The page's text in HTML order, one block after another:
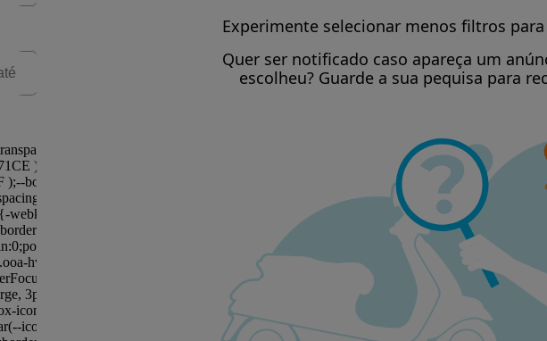
Experimente selecionar menos filtros
Quer ser notificado caso apareça um
escolheu? Guarde a sua pequisa para